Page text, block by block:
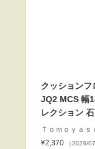
クッションフ
JQ2 MCS 幅
レクション
Ｔｏｍｏｙａｓ
¥2,370
（2026/